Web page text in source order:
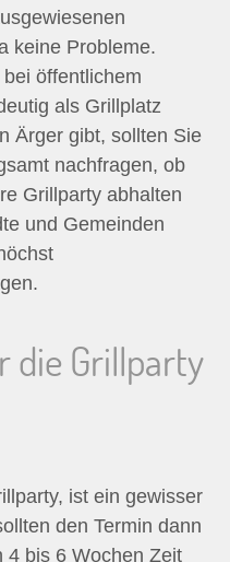
keine Probleme.
öffentlichem
als Grillplatz
Ärger gibt, sollten Sie
nachfragen, ob
Grillparty abhalten
und Gemeinden
die Grillparty
ist ein gewisser
den Termin dann
4 bis 6 Wochen Zeit